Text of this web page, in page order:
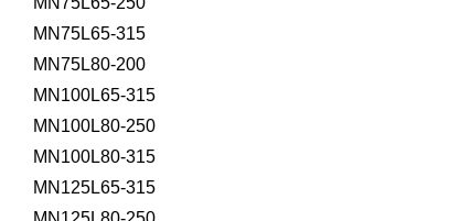
MN75L65-315
MN75L80-200
MN100L65-315
MN100L80-250
MN100L80-315
MN125L65-315